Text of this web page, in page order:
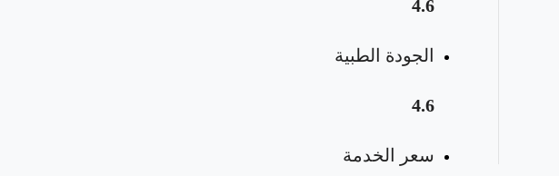
4.6
الجودة الطبية
4.6
سعر الخدمة